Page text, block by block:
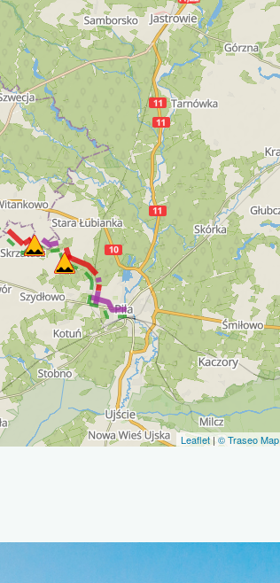
Leaflet|© Traseo Map